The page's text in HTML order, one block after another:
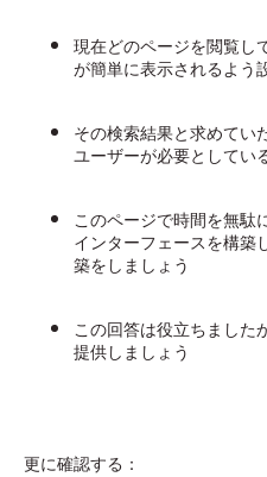
現在どのページを閲覧
が簡単に表示されるよう
その検索結果と求めて
ユーザーが必要としてい
このページで時間を無駄
インターフェースを構築
築をしましょう
この回答は役立ちまし
提供しましょう
更に確認する：